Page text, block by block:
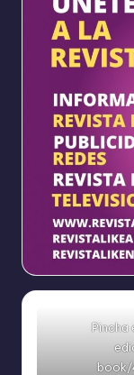
Pincha
book/